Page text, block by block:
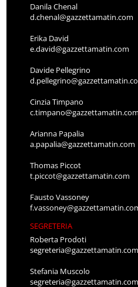
Danila Chenal
d.chenal@gazzettamatin.com
Erika David
e.david@gazzettamatin.com
Davide Pellegrino
Cinzia Timpano
c.timpano@gazzettamatin.com
Arianna Papalia
a.papalia@gazzettamatin.com
Thomas Piccot
t.piccot@gazzettamatin.com
Fausto Vassoney
SEGRETERIA
Roberta Prodoti
segreteria@gazzettamatin.com
Stefania Muscolo
segreteria@gazzettamatin.com